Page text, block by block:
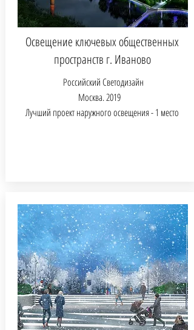
Освещение ключевых общественных
пространств г. Иваново
Российский Светодизайн
Москва.2019
Лучший проект наружного освещения - 1 место